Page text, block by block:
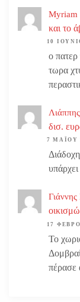
Myriam
και το
10
ο πατερ
τωρα
δισ.
7 ΜΑΪ́ΟΥ
17
Το
πέρασε